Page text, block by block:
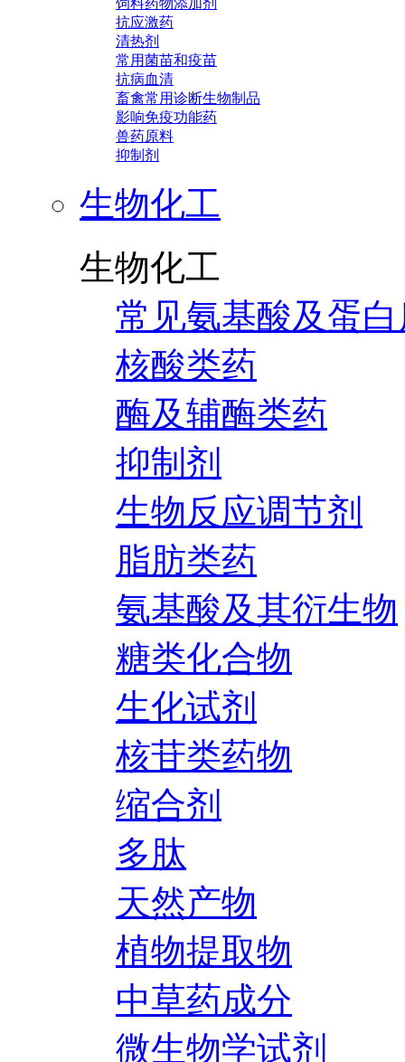
饲料药物添加剂
抗应激药
清热剂
常用菌苗和疫苗
抗病血清
畜禽常用诊断生物制品
影响免疫功能药
兽药原料
抑制剂
生物化工
生物化工
常见氨基酸及蛋
核酸类药
酶及辅酶类药
抑制剂
生物反应调节剂
脂肪类药
氨基酸及其衍生物
糖类化合物
生化试剂
核苷类药物
缩合剂
多肽
天然产物
植物提取物
中草药成分
微生物学试剂